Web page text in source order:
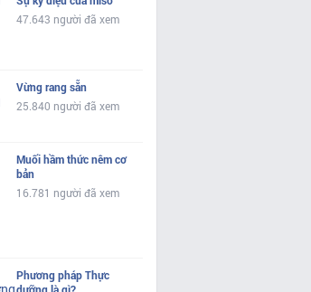
47.643 người đã xem
Vừng rang sẵn
25.840 người đã xem
Muối hầm thức nêm cơ
bản
16.781 người đã xem
Phương pháp Thực